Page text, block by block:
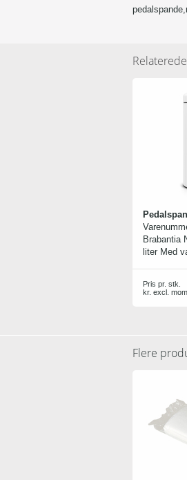
Brabantia
liter Med
liter med
klinikken
hjemme i
Pris pr. stk.
kr. excl.
Flere